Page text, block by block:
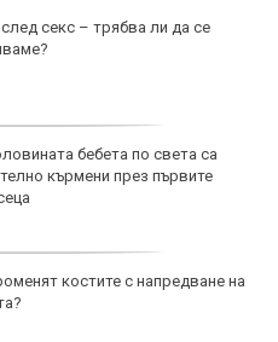
секс – трябва ли да се
бебета по света са
кърмени през първите
костите с напредване на